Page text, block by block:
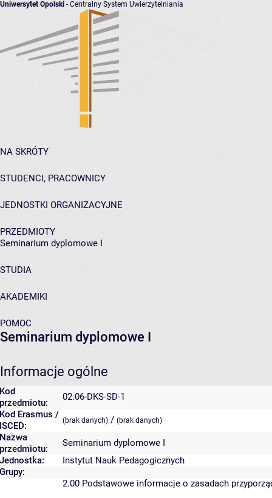
Uniwersytet Opolski - Centralny System Uwierzytelniania
NA SKRÓTY
STUDENCI, PRACOWNICY
JEDNOSTKI ORGANIZACYJNE
PRZEDMIOTY
Seminarium dyplomowe I
STUDIA
AKADEMIKI
POMOC
Seminarium dyplomowe I
Informacje ogólne
Kod
przedmiotu:
02.06-DKS-SD-1
Kod Erasmus /
ISCED:
(brak danych) / (brak danych)
Nazwa
przedmiotu:
Seminarium dyplomowe I
Jednostka:
Instytut Nauk Pedagogicznych
Grupy:
2.00 Podstawowe informacje o zasadach